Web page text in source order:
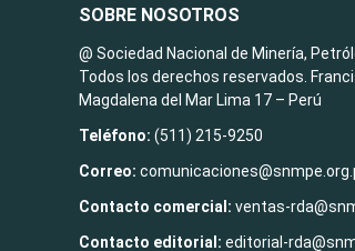
SOBRE NOSOTROS
@ Sociedad Nacional de Minería,
Todos los derechos reservados.
Magdalena del Mar Lima 17 – Perú
Teléfono: (511) 215-9250
Correo:
Contacto comercial: ventas-
Contacto editorial: editorial-